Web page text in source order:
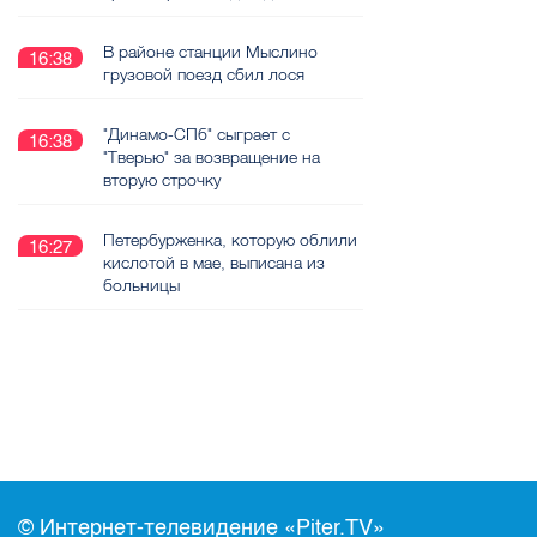
16:38
В районе станции Мыслино
грузовой поезд сбил лося
16:38
"Динамо-СПб" сыграет с
"Тверью" за возвращение на
вторую строчку
16:27
Петербурженка, которую облили
кислотой в мае, выписана из
больницы
© Интернет-телевидение «Piter.TV»